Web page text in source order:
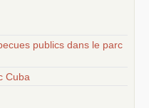
publics dans le parc
Cuba